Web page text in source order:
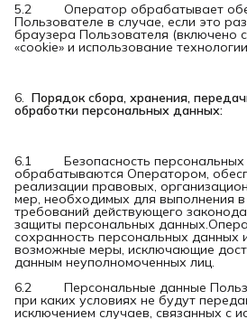
5.2 Оператор обрабатывает
Пользователе в случае, если это
браузера Пользователя (включено
«cookie» и использование
6. Порядок сбора, хранения,
обработки персональных данных:
6.1 Безопасность персональных
обрабатываются Оператором,
реализации правовых,
мер, необходимых для выполнения
требований действующего
защиты персональных
сохранность персональных данных
возможные меры, исключающие
данным неуполномоченных лиц.
6.2 Персональные данные
при каких условиях не будут
исключением случаев, связанных с